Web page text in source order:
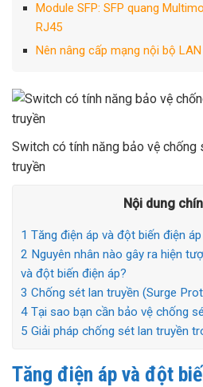
Module SFP: SFP quang
RJ45
Nên nâng cấp mạng nội bộ
Switch có tính năng bảo vệ chống
truyền
Nội dung
1 Tăng điện áp và đột biến điện áp
2 Nguyên nhân nào gây ra hiện
và đột biến điện áp?
3 Chống sét lan truyền (Surge
4 Tại sao bạn cần bảo vệ chống
5 Giải pháp chống sét lan truyền
Tăng điện áp và đột